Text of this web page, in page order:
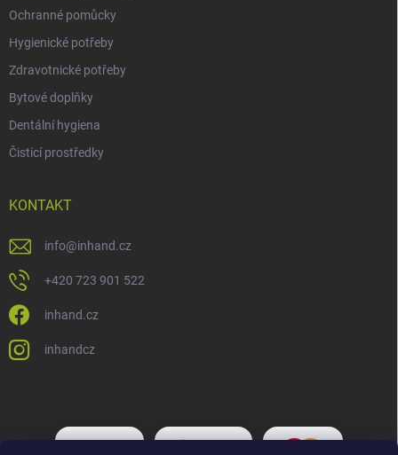
Ochranné pomůcky
Hygienické potřeby
Zdravotnické potřeby
Bytové doplňky
Dentální hygiena
Čisticí prostředky
KONTAKT
info@inhand.cz
+420 723 901 522
inhand.cz
inhandcz